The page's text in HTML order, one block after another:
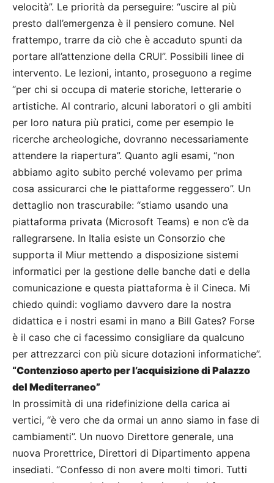
velocità”. Le priorità da perseguire: “uscire al più
presto dall’emergenza è il pensiero comune. Nel
frattempo, trarre da ciò che è accaduto spunti da
portare all’attenzione della CRUI”. Possibili linee di
intervento. Le lezioni, intanto, proseguono a regime
“per chi si occupa di materie storiche, letterarie o
artistiche. Al contrario, alcuni laboratori o gli ambiti
per loro natura più pratici, come per esempio le
ricerche archeologiche, dovranno necessariamente
attendere la riapertura”. Quanto agli esami, “non
abbiamo agito subito perché volevamo per prima
cosa assicurarci che le piattaforme reggessero”. Un
dettaglio non trascurabile: “stiamo usando una
piattaforma privata (Microsoft Teams) e non c’è da
rallegrarsene. In Italia esiste un Consorzio che
supporta il Miur mettendo a disposizione sistemi
informatici per la gestione delle banche dati e della
comunicazione e questa piattaforma è il Cineca. Mi
chiedo quindi: vogliamo davvero dare la nostra
didattica e i nostri esami in mano a Bill Gates? Forse
è il caso che ci facessimo consigliare da qualcuno
per attrezzarci con più sicure dotazioni informatiche”.
“Contenzioso aperto per l’acquisizione di Palazzo
del Mediterraneo”
In prossimità di una ridefinizione della carica ai
vertici, “è vero che da ormai un anno siamo in fase di
cambiamenti”. Un nuovo Direttore generale, una
nuova Prorettrice, Direttori di Dipartimento appena
insediati. “Confesso di non avere molti timori. Tutti